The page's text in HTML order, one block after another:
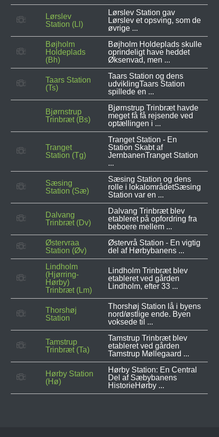
Lørslev
Station (Ll)
Lørslev Station gav
Lørslev et opsving, som de
øvrige ...
Bøjholm
Holdeplads
(Bh)
Bøjholm Holdeplads skulle
oprindeligt have heddet
Øksenvad, men ...
Taars Station
(Ts)
Taars Station og dens
udviklingTaars Station
spillede en ...
Bjørnstrup
Trinbræt (Bs)
Bjørnstrup Trinbræt havde
meget få få rejsende ved
optællingen i ...
Tranget
Station (Tg)
Tranget Station - En
Station Skabt af
JernbanenTranget Station
...
Sæsing
Station (Sæ)
Sæsing Station og dens
rolle i lokalområdetSæsing
Station var en ...
Dalvang
Trinbræt (Dv)
Dalvang Trinbræt blev
etableret på opfordring fra
beboere mellem ...
Østervraa
Station (Øv)
Østervrå Station - En vigtig
del af Hørbybanens ...
Lindholm
(Hjørring-
Hørby)
Trinbræt (Lm)
Lindholm Trinbræt blev
etableret ved gården
Lindholm, efter 33 ...
Thorshøj
Station
Thorshøj Station lå i byens
nord/østlige ende. Byen
voksede til ...
Tamstrup
Trinbræt (Ta)
Tamstrup Trinbræt blev
etableret ved gården
Tamstrup Møllegaard ...
Hørby Station
(Hø)
Hørby Station: En Central
Del af Sæbybanens
HistorieHørby ...